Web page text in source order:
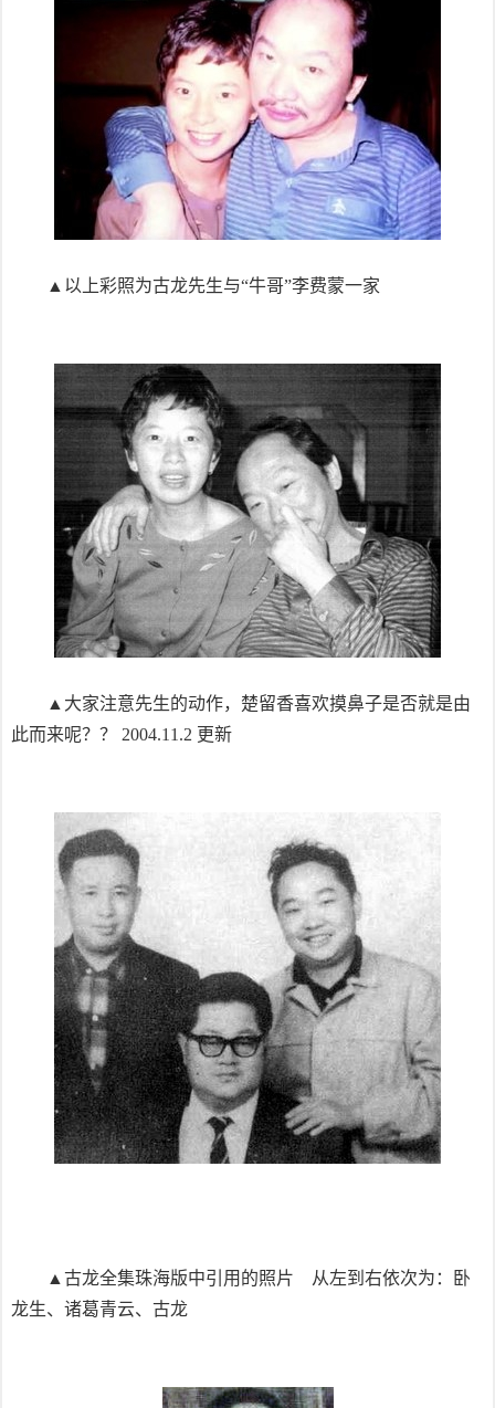
▲以上彩照为古龙先生与“牛哥”李费蒙一家
▲大家注意先生的动作，楚留香喜欢摸鼻子是否就是由
此而来呢？？ 2004.11.2 更新
▲古龙全集珠海版中引用的照片 从左到右依次为：卧
龙生、诸葛青云、古龙